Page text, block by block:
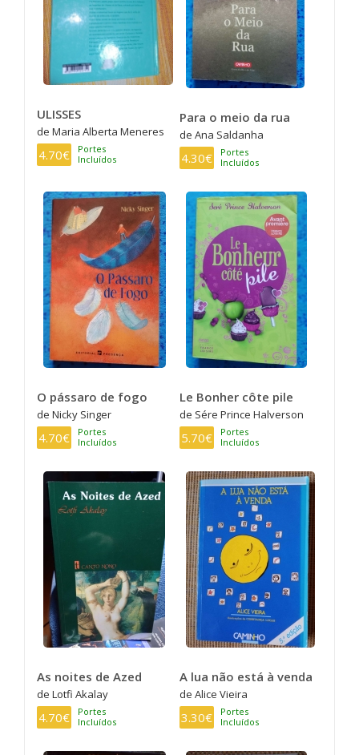
ULISSES
de Maria Alberta Meneres
4.70€
Portes
Incluídos
Para o meio da rua
de Ana Saldanha
4.30€
Portes
Incluídos
O pássaro de fogo
de Nicky Singer
4.70€
Portes
Incluídos
Le Bonher côte pile
de Sére Prince Halverson
5.70€
Portes
Incluídos
As noites de Azed
de Lotfi Akalay
4.70€
Portes
Incluídos
A lua não está à venda
de Alice Vieira
3.30€
Portes
Incluídos